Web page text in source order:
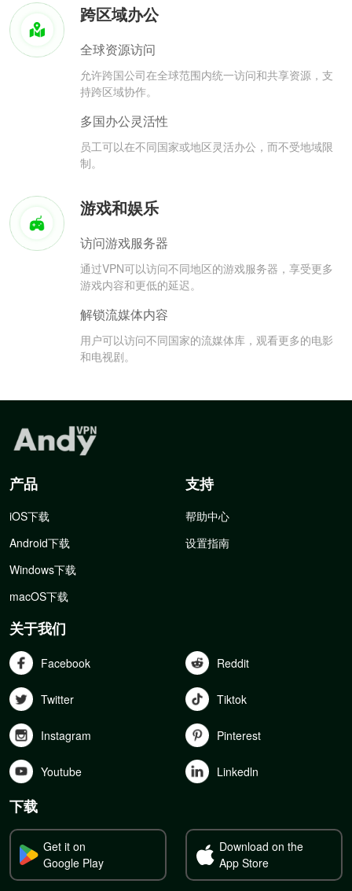
跨区域办公
全球资源访问
允许跨国公司在全球范围内统一访问和共享资源，支
持跨区域协作。
多国办公灵活性
员工可以在不同国家或地区灵活办公，而不受地域限
制。
游戏和娱乐
访问游戏服务器
通过VPN可以访问不同地区的游戏服务器，享受更多
游戏内容和更低的延迟。
解锁流媒体内容
用户可以访问不同国家的流媒体库，观看更多的电影
和电视剧。
产品
iOS下载
Android下载
Windows下载
macOS下载
支持
帮助中心
设置指南
关于我们
Facebook Reddit
Twitter Tiktok
Instagram Pinterest
Youtube Linkedln
下载
Get it on
Google Play
Download on the
App Store